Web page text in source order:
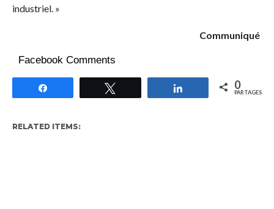
industriel. »
Communiqué
Facebook Comments
Partagez 0
PARTAGES
RELATED ITEMS: